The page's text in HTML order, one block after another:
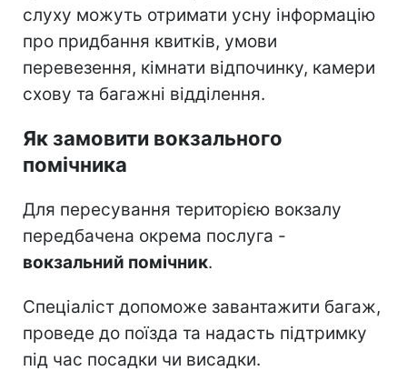
слуху можуть отримати усну інформацію
про придбання квитків, умови
перевезення, кімнати відпочинку, камери
схову та багажні відділення.
Як замовити вокзального
помічника
Для пересування територією вокзалу
передбачена окрема послуга -
вокзальний помічник.
Спеціаліст допоможе завантажити багаж,
проведе до поїзда та надасть підтримку
під час посадки чи висадки.